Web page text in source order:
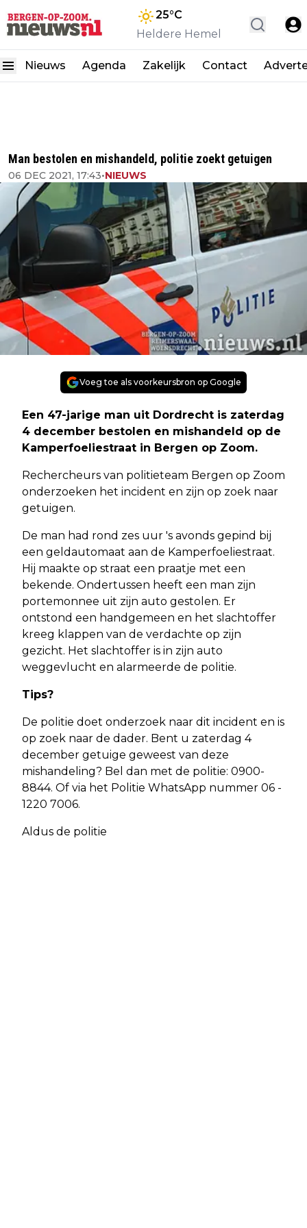
25°C
Heldere Hemel
Nieuws Agenda Zakelijk Contact
Man bestolen en mishandeld, politie zoekt getuigen
06 DEC 2021, 17:43•NIEUWS
Voeg toe als voorkeursbron op Google
Een 47-jarige man uit Dordrecht is zaterdag
4 december bestolen en mishandeld op de
Kamperfoeliestraat in Bergen op Zoom.
Rechercheurs van politieteam Bergen op Zoom
onderzoeken het incident en zijn op zoek naar
getuigen.
De man had rond zes uur 's avonds gepind bij
een geldautomaat aan de Kamperfoeliestraat.
Hij maakte op straat een praatje met een
bekende. Ondertussen heeft een man zijn
portemonnee uit zijn auto gestolen. Er
ontstond een handgemeen en het slachtoffer
kreeg klappen van de verdachte op zijn
gezicht. Het slachtoffer is in zijn auto
weggevlucht en alarmeerde de politie.
Tips?
De politie doet onderzoek naar dit incident en is
op zoek naar de dader. Bent u zaterdag 4
december getuige geweest van deze
mishandeling? Bel dan met de politie: 0900-
8844. Of via het Politie WhatsApp nummer 06 -
1220 7006.
Aldus de politie